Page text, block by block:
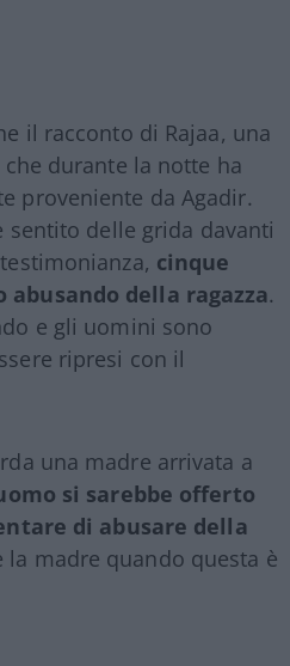
il racconto di Rajaa, una
durante la notte ha
proveniente da Agadir.
sentito delle grida davanti
cinque
della ragazza.
e gli uomini sono
ripresi con il
una madre arrivata a
si sarebbe offerto
di abusare della
la madre quando questa è